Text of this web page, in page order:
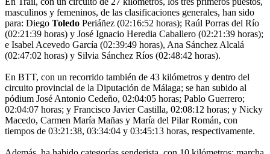
masculinos y femeninos, de las clasificaciones generales, han sido
para: Diego Toledo Periáñez (02:16:52 horas); Raúl Porras del Río
(02:21:39 horas) y José Ignacio Heredia Caballero (02:21:39 horas);
e Isabel Acevedo García (02:39:49 horas), Ana Sánchez Alcalá
(02:47:02 horas) y Silvia Sánchez Ríos (02:48:42 horas).
En BTT, con un recorrido también de 43 kilómetros y dentro del
circuito provincial de la Diputación de Málaga; se han subido al
pódium José Antonio Cedeño, 02:04:05 horas; Pablo Guerrero;
02:04:07 horas; y Francisco Javier Castilla, 02:08:12 horas; y Nicky
Macedo, Carmen María Mañas y María del Pilar Román, con
tiempos de 03:21:38, 03:34:04 y 03:45:13 horas, respectivamente.